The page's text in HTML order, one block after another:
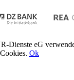
Dienste eG
Ok